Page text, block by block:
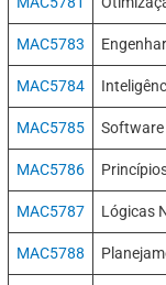
MAC5783
MAC5784
MAC5785 Software
MAC5786
MAC5787 Lógicas
MAC5788